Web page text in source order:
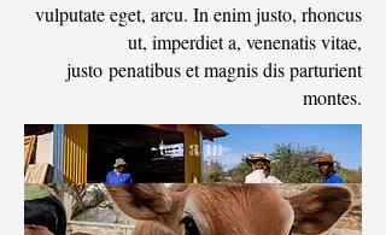
vulputate eget, arcu. In enim justo, rhoncus
ut, imperdiet a, venenatis vitae,
justo penatibus et magnis dis parturient
montes.
team